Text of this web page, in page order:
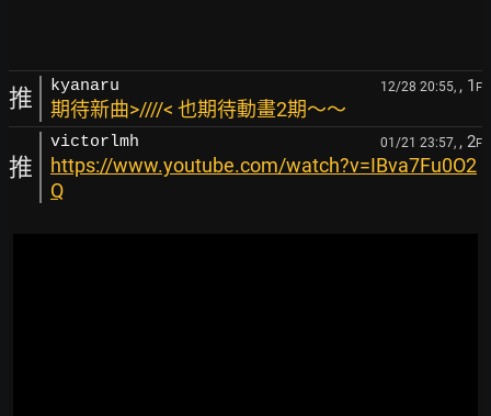
推 kyanaru 12/28 20:55, , 1 F
期待新曲>////< 也期待動畫2期～～
推
victorlmh 01/21 23:57, , 2F
https://www.youtube.com/watch?v=IBva7Fu0O2
Q